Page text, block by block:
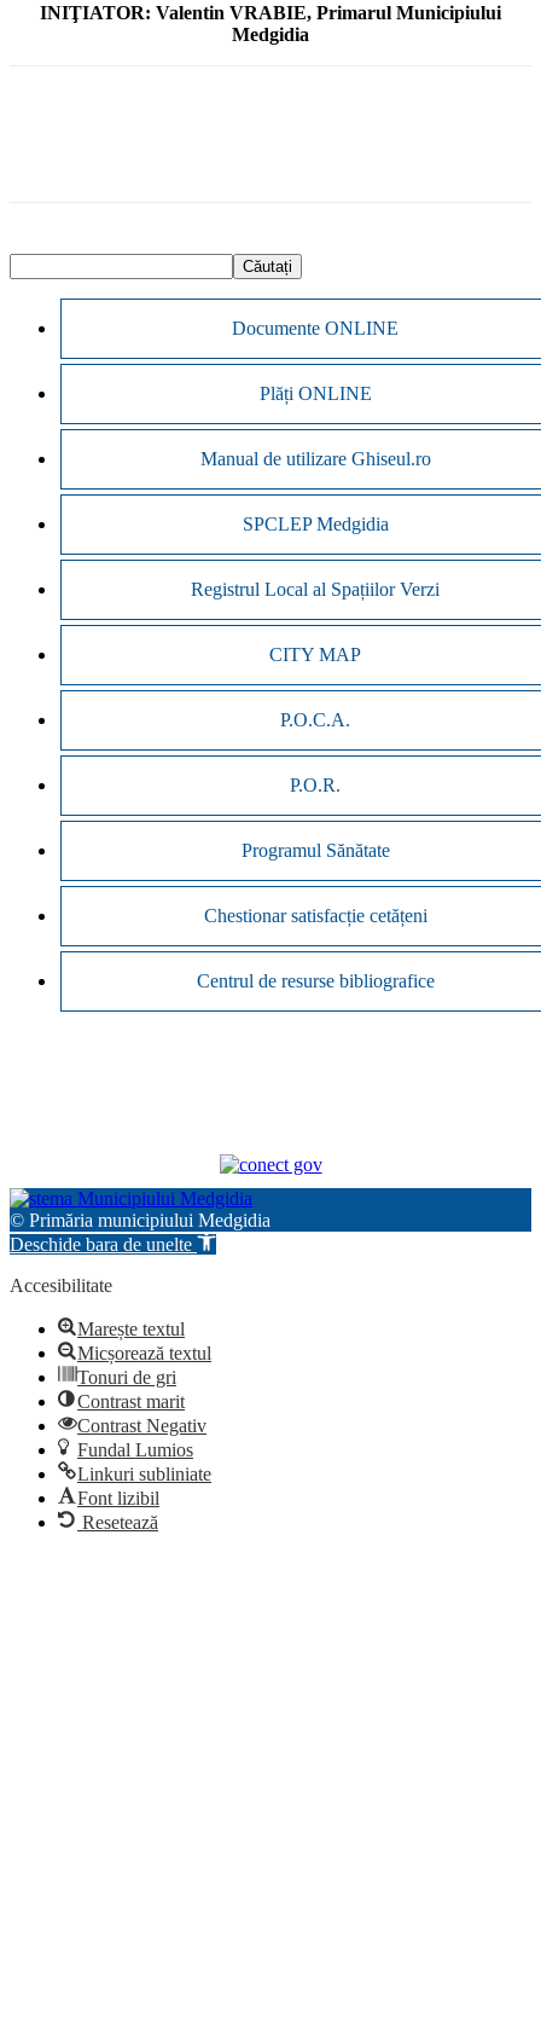
INIŢIATOR: Valentin VRABIE, Primarul Municipiului
Medgidia
Documente ONLINE
Plăți ONLINE
Manual de utilizare Ghiseul.ro
SPCLEP Medgidia
Registrul Local al Spațiilor Verzi
CITY MAP
P.O.C.A.
P.O.R.
Programul Sănătate
Chestionar satisfacție cetățeni
Centrul de resurse bibliografice
© Primăria municipiului Medgidia
Deschide bara de unelte
Accesibilitate
Marește textul
Micșorează textul
Tonuri de gri
Contrast marit
Contrast Negativ
Fundal Lumios
Linkuri subliniate
Font lizibil
Resetează